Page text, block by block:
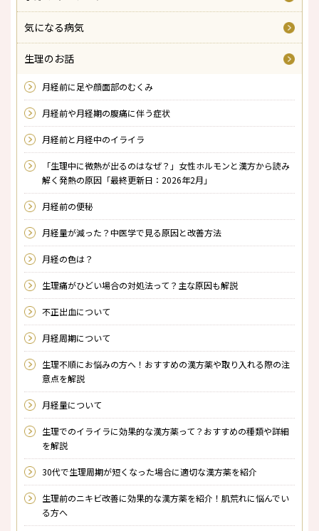
気になる病気
生理のお話
月経前に足や顔面部のむくみ
月経前や月経期の腹痛に伴う症状
月経前と月経中のイライラ
「生理中に微熱が出るのはなぜ？」女性ホルモンと漢方から読み
解く発熱の原因「最終更新日：2026年2月」
月経前の便秘
月経量が減った？中医学で見る原因と改善方法
月経の色は？
生理痛がひどい場合の対処法って？主な原因も解説
不正出血について
月経周期について
生理不順にお悩みの方へ！おすすめの漢方薬や取り入れる際の注
意点を解説
月経量について
生理でのイライラに効果的な漢方薬って？おすすめの種類や詳細
を解説
30代で生理周期が短くなった場合に適切な漢方薬を紹介
生理前のニキビ改善に効果的な漢方薬を紹介！肌荒れに悩んでい
る方へ